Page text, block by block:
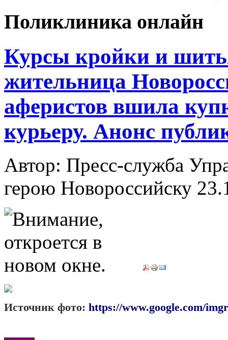
Поликлиника онлайн
Курсы кройки и
жительница
аферистов вшила
курьеру. Анонс
Автор: Пресс-служба
герою Новороссийску
Источник фото: https://www.google.com/